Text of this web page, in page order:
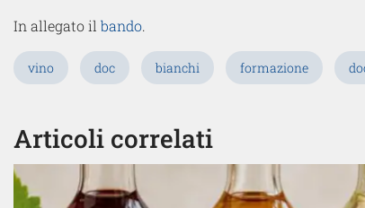
In allegato il bando.
vino doc bianchi formazione
Articoli correlati